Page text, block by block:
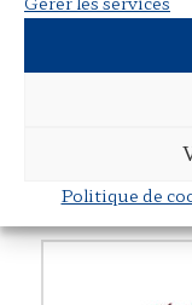
Politique de
Du procès
La justice